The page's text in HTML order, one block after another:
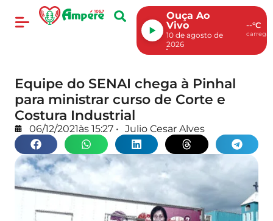
Ouça Ao
Vivo
10 de agosto de
2026
--°C
Equipe do SENAI chega à Pinhal
para ministrar curso de Corte e
Costura Industrial
06/12/2021às 15:27 • Julio Cesar Alves